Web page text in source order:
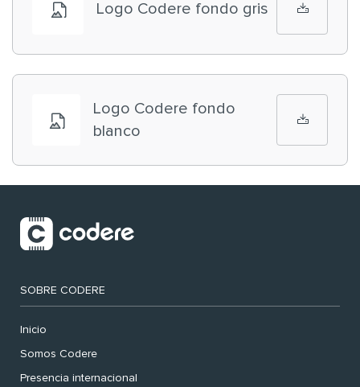
Logo Codere fondo gris
Logo Codere fondo
blanco
SOBRE CODERE
Inicio
Somos Codere
Presencia internacional